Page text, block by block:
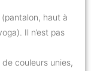
haut à
Il n’est pas
couleurs unies,